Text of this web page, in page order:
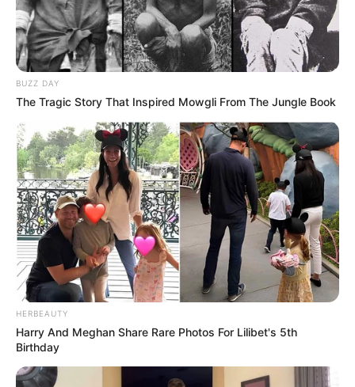
Découvrez le Cheval du jour
BUZZ DAY
The Tragic Story That Inspired Mowgli From The Jungle Book
HERBEAUTY
Harry And Meghan Share Rare Photos For Lilibet's 5th
Birthday